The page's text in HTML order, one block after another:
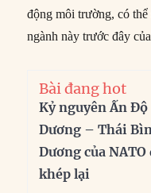
động môi trường, có
ngành này trước đây
Bài đang hot
Kỷ nguyên Ấn Độ
Dương – Thái
Dương của NATO
khép lại